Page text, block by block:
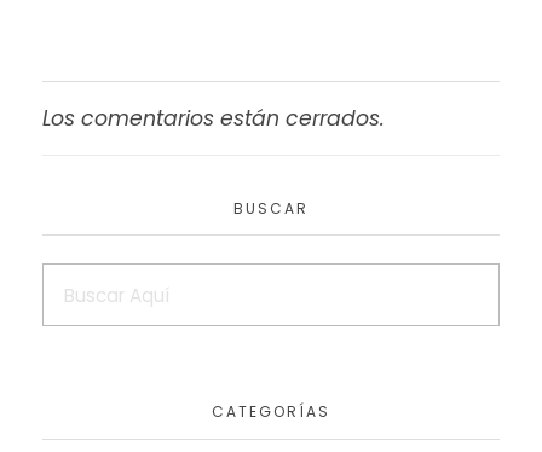
Los comentarios están cerrados.
BUSCAR
CATEGORÍAS